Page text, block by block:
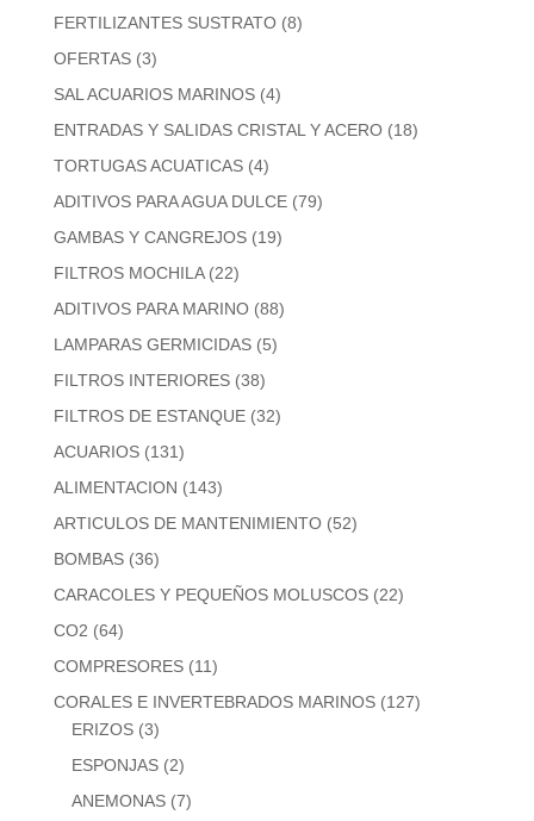
FERTILIZANTES SUSTRATO (8)
OFERTAS (3)
SAL ACUARIOS MARINOS (4)
ENTRADAS Y SALIDAS CRISTAL Y ACERO (18)
TORTUGAS ACUATICAS (4)
ADITIVOS PARA AGUA DULCE (79)
GAMBAS Y CANGREJOS (19)
FILTROS MOCHILA (22)
ADITIVOS PARA MARINO (88)
LAMPARAS GERMICIDAS (5)
FILTROS INTERIORES (38)
FILTROS DE ESTANQUE (32)
ACUARIOS (131)
ALIMENTACION (143)
ARTICULOS DE MANTENIMIENTO (52)
BOMBAS (36)
CARACOLES Y PEQUEÑOS MOLUSCOS (22)
CO2 (64)
COMPRESORES (11)
CORALES E INVERTEBRADOS MARINOS (127)
ERIZOS (3)
ESPONJAS (2)
ANEMONAS (7)